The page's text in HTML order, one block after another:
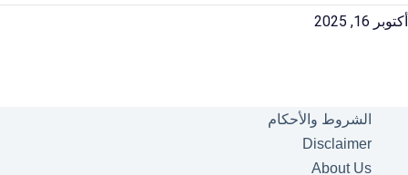
أكتوبر 16, 2025
الشروط والأحكام
Disclaimer
About Us